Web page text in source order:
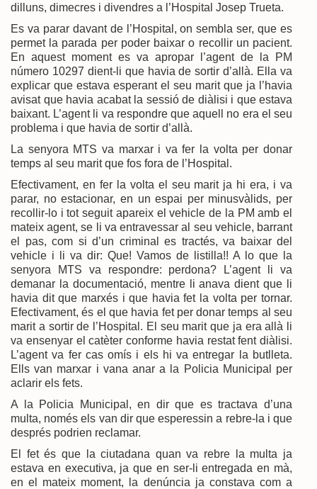
dilluns, dimecres i divendres a l’Hospital Josep Trueta.
Es va parar davant de l’Hospital, on sembla ser, que es
permet la parada per poder baixar o recollir un pacient.
En aquest moment es va apropar l’agent de la PM
número 10297 dient-li que havia de sortir d’allà. Ella va
explicar que estava esperant el seu marit que ja l’havia
avisat que havia acabat la sessió de diàlisi i que estava
baixant. L’agent li va respondre que aquell no era el seu
problema i que havia de sortir d’allà.
La senyora MTS va marxar i va fer la volta per donar
temps al seu marit que fos fora de l’Hospital.
Efectivament, en fer la volta el seu marit ja hi era, i va
parar, no estacionar, en un espai per minusvàlids, per
recollir-lo i tot seguit apareix el vehicle de la PM amb el
mateix agent, se li va entravessar al seu vehicle, barrant
el pas, com si d’un criminal es tractés, va baixar del
vehicle i li va dir: Que! Vamos de listilla!! A lo que la
senyora MTS va respondre: perdona? L’agent li va
demanar la documentació, mentre li anava dient que li
havia dit que marxés i que havia fet la volta per tornar.
Efectivament, és el que havia fet per donar temps al seu
marit a sortir de l’Hospital. El seu marit que ja era allà li
va ensenyar el catèter conforme havia restat fent diàlisi.
L’agent va fer cas omís i els hi va entregar la butlleta.
Ells van marxar i vana anar a la Policia Municipal per
aclarir els fets.
A la Policia Municipal, en dir que es tractava d’una
multa, només els van dir que esperessin a rebre-la i que
després podrien reclamar.
El fet és que la ciutadana quan va rebre la multa ja
estava en executiva, ja que en ser-li entregada en mà,
en el mateix moment, la denúncia ja constava com a